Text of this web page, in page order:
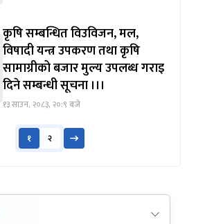
कृषि सम्बन्धित विउविजन, मल,
विषादी यन्त्र उपकरण तथा कृषि
सामाग्रीको बजार मुल्य उपलब्ध गराइ
दिने सम्बन्धी सूचना ।।।
१३ साउन, २०८३, २०:९ बजे
१ २